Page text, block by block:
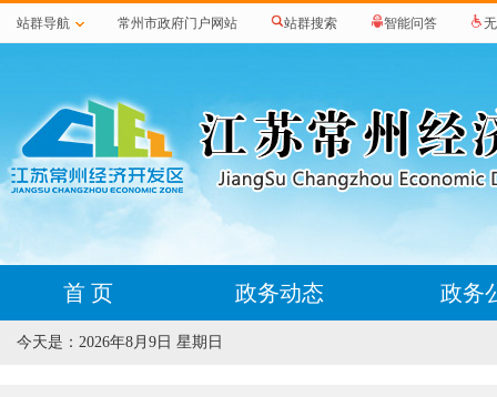
站群导航 常州市政府门户网站 站群搜索 智能问答
首 页 政务动态 政务
今天是： 2026年8月9日 星期日